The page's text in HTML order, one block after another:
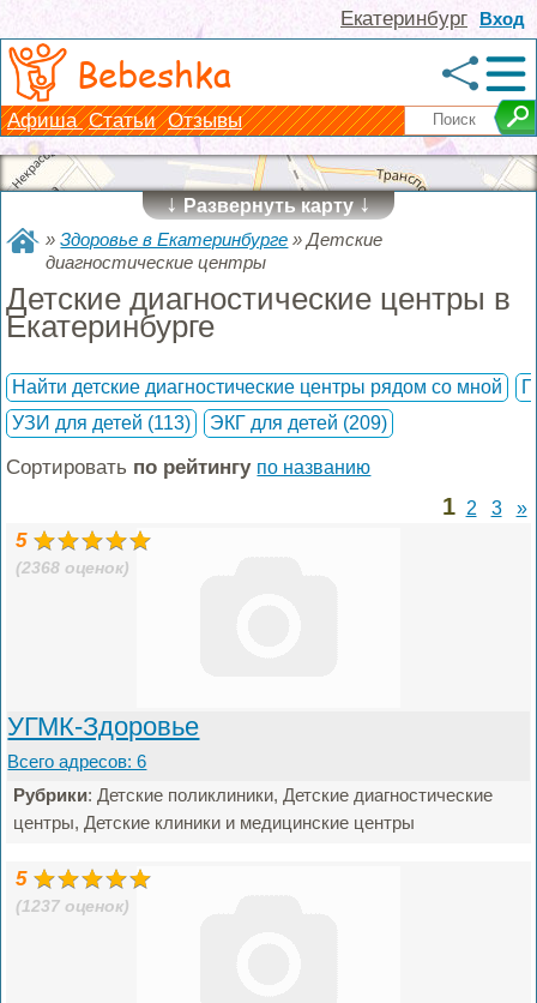
Вход
Екатеринбург
Bebeshka
Афиша Статьи Отзывы
↓Развернуть карту↓
»Здоровье в Екатеринбурге »Детские
диагностические центры
Детские диагностические центры в
Екатеринбурге
Найти детские диагностические центры рядом со мной
УЗИ для детей (113) ЭКГ для детей (209)
Сортировать по рейтингу по названию
1 2 3 »
5
(2368 оценок)
УГМК-Здоровье
Всего адресов: 6
Рубрики: Детские поликлиники, Детские диагностические
центры, Детские клиники и медицинские центры
5
(1237 оценок)